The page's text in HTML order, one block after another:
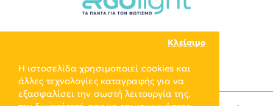
Η ιστοσελίδα χρησιμοποιεί cookies και
άλλες τεχνολογίες καταγραφής για να
εξασφαλίσει την σωστή λειτουργία της,
Κλείσιμο